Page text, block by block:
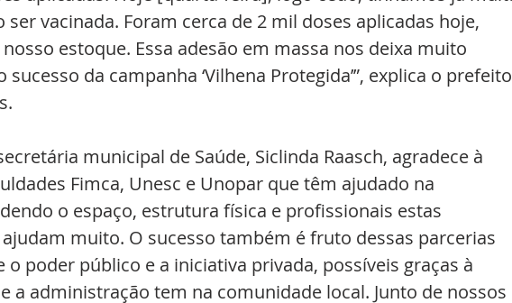
ser vacinada. Foram cerca de 2 mil doses aplicadas hoje,
estoque. Essa adesão em massa nos deixa muito
da campanha ‘Vilhena Protegida’”, explica o
municipal de Saúde, Siclinda Raasch, agradece à
Fimca, Unesc e Unopar que têm ajudado na
o espaço, estrutura física e profissionais estas
muito. O sucesso também é fruto dessas parcerias
poder público e a iniciativa privada, possíveis graças à
a administração tem na comunidade local. Junto de nossos